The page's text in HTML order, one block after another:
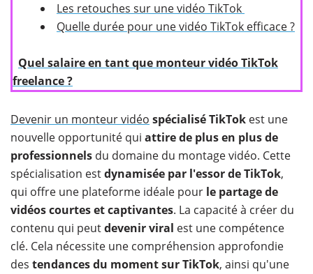
Les retouches sur une vidéo TikTok
Quelle durée pour une vidéo TikTok efficace ?
Quel salaire en tant que monteur vidéo TikTok
freelance ?
​Devenir un monteur vidéo spécialisé TikTok est une
nouvelle opportunité qui attire de plus en plus de
professionnels du domaine du montage vidéo. Cette
spécialisation estdynamisée par l'essor de TikTok,
qui offre une plateforme idéale pour le partage de
vidéos courtes et captivantes. La capacité à créer du
contenu qui peutdevenir viral est une compétence
clé. Cela nécessite une compréhension approfondie
des tendances du moment sur TikTok, ainsi qu'une